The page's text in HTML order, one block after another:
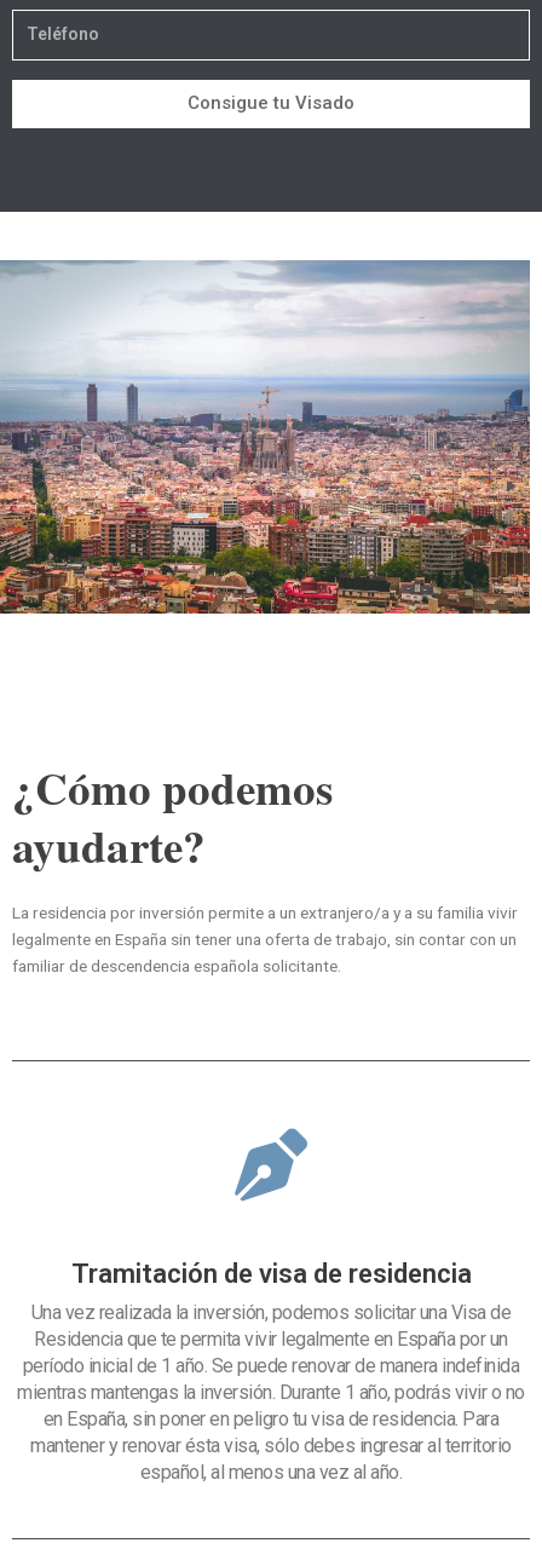
Consigue tu Visado
¿Cómo podemos
ayudarte?
La residencia por inversión permite a un extranjero/a y a su familia vivir
legalmente en España sin tener una oferta de trabajo, sin contar con un
familiar de descendencia española solicitante.
Tramitación de visa de residencia
Una vez realizada la inversión, podemos solicitar una Visa de
Residencia que te permita vivir legalmente en España por un
período inicial de 1 año. Se puede renovar de manera indefinida
mientras mantengas la inversión. Durante 1 año, podrás vivir o no
en España, sin poner en peligro tu visa de residencia. Para
mantener y renovar ésta visa, sólo debes ingresar al territorio
español, al menos una vez al año.